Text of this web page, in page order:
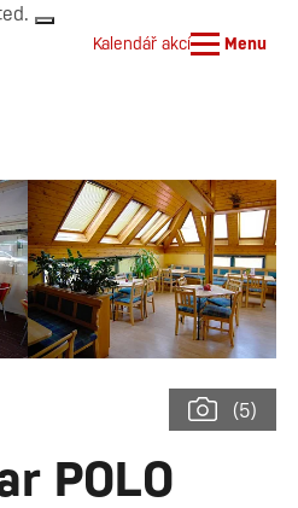
Kalendář akcí Menu
(5)
POLO